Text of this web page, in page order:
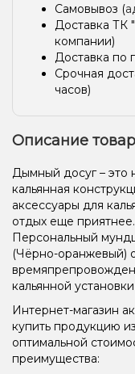
Самовывоз (
Доставка ТК
компании)
Доставка по
Срочная
часов)
Описание
Дымный досуг – это
кальянная
аксессуары для
отдых еще
Персональный
(Чёрно-оранжевый)
кальянной
Интернет-магазин
купить продукцию
оптимальной
преимущества: